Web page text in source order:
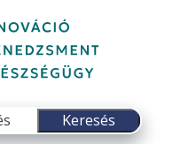
Keresés